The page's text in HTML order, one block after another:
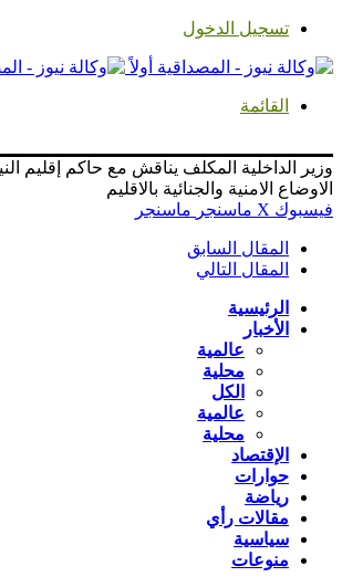
تسجيل الدخول
القائمة
وزير الداخلية المكلف يناقش مع حاكم إقليم
الاوضاع الامنية والجنائية بالاقليم
فيسبوك ‫X ماسنجر ماسنجر
المقال السابق
المقال التالي
الرئيسية
الأخبار
عالمية
محلية
الكل
عالمية
محلية
الإقتصاد
حوارات
رياضة
مقالات رأي
سياسية
منوعات